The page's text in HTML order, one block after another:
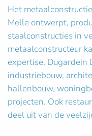
Het
Melle ontwerpt,
staalconstructies in
metaalconstructeur
expertise. Dugardein
industriebouw,
hallenbouw,
projecten. Ook
deel uit van de